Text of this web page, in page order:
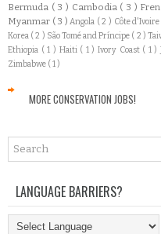
Bermuda ( 3 ) Cambodia ( 3 )
Myanmar ( 3 )Angola ( 2 ) Côte d'Ivoire
Korea ( 2 ) São Tomé and Príncipe ( 2 )
Ethiopia ( 1 ) Haiti ( 1 ) Ivory Coast ( 1 )
Zimbabwe ( 1 )
MORE CONSERVATION JOBS!
LANGUAGE BARRIERS?